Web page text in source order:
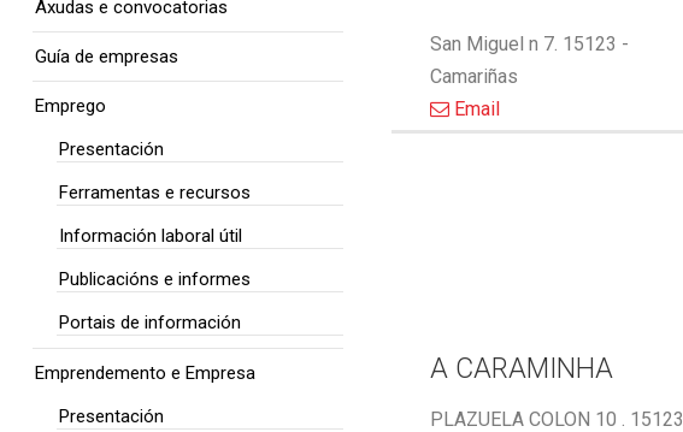
San Miguel n 7. 15123 -
Camariñas
Email
A CARAMINHA
PLAZUELA COLON 10 . 15123
Axudas e convocatorias
Guía de empresas
Emprego
Presentación
Ferramentas e recursos
Información laboral útil
Publicacións e informes
Portais de información
Emprendemento e Empresa
Presentación